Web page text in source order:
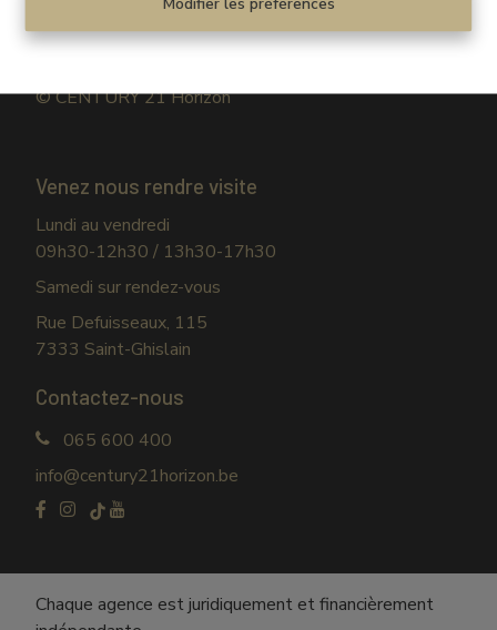
Disclaimer|Privacy statement
© CENTURY 21 Horizon
Venez nous rendre visite
Lundi au vendredi
09h30-12h30 / 13h30-17h30
Samedi sur rendez-vous
Rue Defuisseaux, 115
7333 Saint-Ghislain
Contactez-nous
065 600 400
info@century21horizon.be
Chaque agence est juridiquement et financièrement